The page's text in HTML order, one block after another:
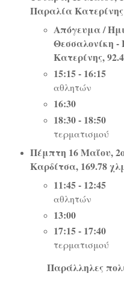
Παραλία Κατερίνης
Απόγευμα /
Θεσσαλονίκη
Κατερίνης,
15:15 -
αθλητών
18:30 -
τερματισμού
Πέμπτη 16 Μαΐου,
Καρδίτσα, 169.78
11:45 - 12:45
αθλητών
13:00
17:15 - 17:40
τερματισμού
Παράλληλες